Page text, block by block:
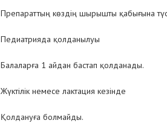
Препараттың көздің шырышты қабығына
Педиатрияда қолданылуы
Балаларға 1 айдан бастап қолданады.
Жүктілік немесе лактация кезінде
Қолдануға болмайды.